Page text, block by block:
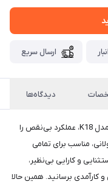
ارسال سریع
دیدگاه‌ها
با لوازم پیستون جک هیدرولیک 200 میلی‌متری مدل K18، عملکرد بی‌نقص را
مناسب برای تمامی
و کارایی بی‌نظیر،
کارآمدی برسانید. همین حالا